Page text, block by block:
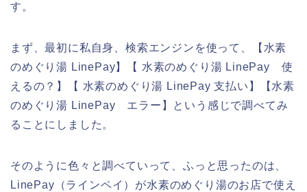
す。
まず、最初に私自身、検索エンジンを使って、【水素
のめぐり湯 LinePay】【 水素のめぐり湯 LinePay 使
えるの？】【 水素のめぐり湯 LinePay 支払い】【水素
のめぐり湯 LinePay エラー】という感じで調べてみ
ることにしました。
そのように色々と調べていって、ふっと思ったのは、
LinePay（ラインペイ）が水素のめぐり湯のお店で使え